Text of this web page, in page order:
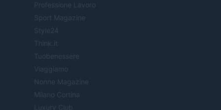
Professione Lavoro
Sport Magazine
Style24
Think.it
Tuobenessere
Viaggiamo
Nonne Magazine
Milano Cortina
Luxury Club